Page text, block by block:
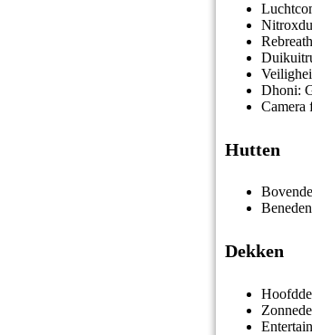
Dhoni:
Camera
Hutten
Dekken